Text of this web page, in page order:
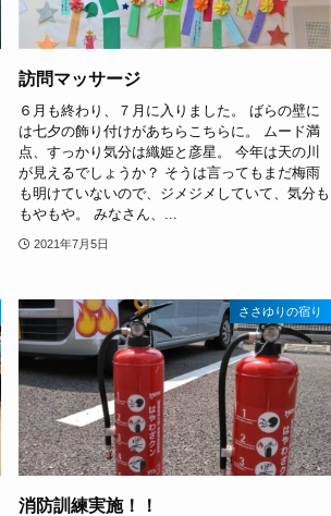
訪問マッサージ
６月も終わり、７月に入りました。 ばらの壁に
は七夕の飾り付けがあちらこちらに。 ムード満
点、すっかり気分は織姫と彦星。 今年は天の川
が見えるでしょうか？ そうは言ってもまだ梅雨
も明けていないので、ジメジメしていて、気分も
もやもや。 みなさん、...
2021年7月5日
ささゆりの宿り
消防訓練実施！！